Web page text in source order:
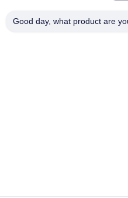
Shenzhen Tunsing
Good day, what product are